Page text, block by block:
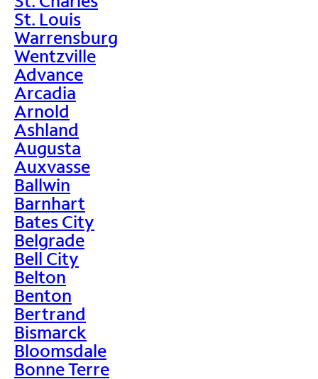
St. Louis
Warrensburg
Wentzville
Advance
Arcadia
Arnold
Ashland
Augusta
Auxvasse
Ballwin
Barnhart
Bates City
Belgrade
Bell City
Belton
Benton
Bertrand
Bismarck
Bloomsdale
Bonne Terre